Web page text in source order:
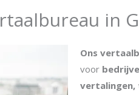
in
Ons
voor
vertalingen,